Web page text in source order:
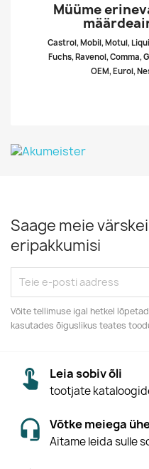
Müüme
Castrol, Mobil, Motul,
Fuchs, Ravenol, Comma,
OEM, Eurol,
Saage meie
eripakkumisi
Võite tellimuse igal hetkel
kasutades õiguslikus teates
Leia sobiv õli
tootjate
Võtke meiega
Aitame leida sulle